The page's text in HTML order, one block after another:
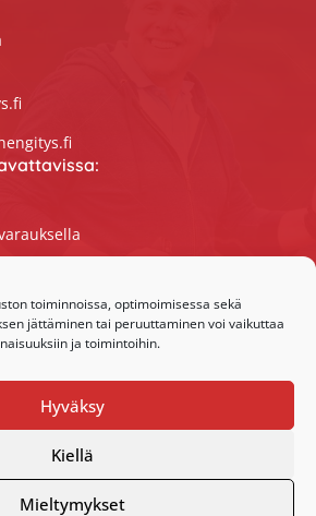
toiminnoissa, optimoimisessa sekä
jättäminen tai peruuttaminen voi vaikuttaa
ja toimintoihin.
Hyväksy
Kiellä
Mieltymykset
klo 9-15